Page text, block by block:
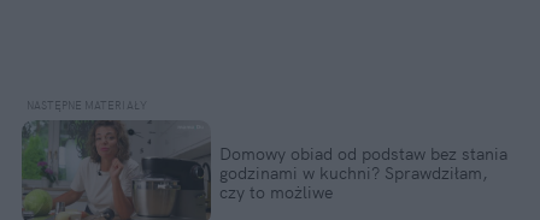
Domowy obiad od podstaw bez stania
godzinami w kuchni? Sprawdziłam,
czy to możliwe